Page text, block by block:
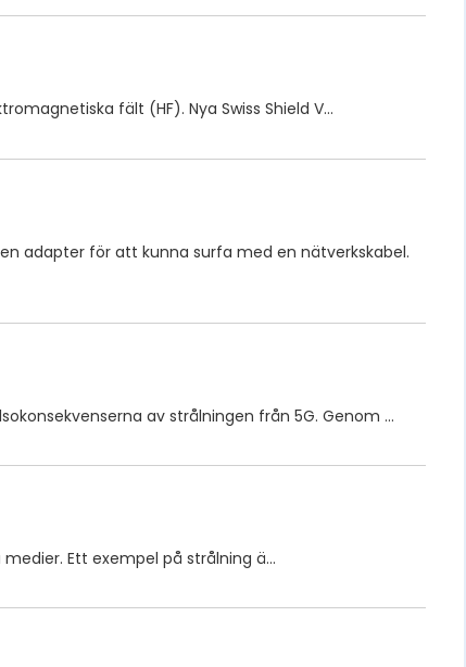
fält (HF). Nya Swiss Shield V…
adapter för att kunna surfa med en nätverkskabel.
av strålningen från 5G. Genom …
medier. Ett exempel på strålning ä…